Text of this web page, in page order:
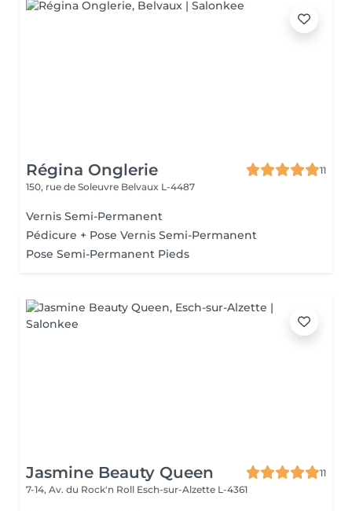
Régina Onglerie
11
150, rue de Soleuvre Belvaux L-4487
Vernis Semi-Permanent
Pédicure + Pose Vernis Semi-Permanent
Pose Semi-Permanent Pieds
Jasmine Beauty Queen
11
7-14, Av. du Rock'n Roll Esch-sur-Alzette L-4361